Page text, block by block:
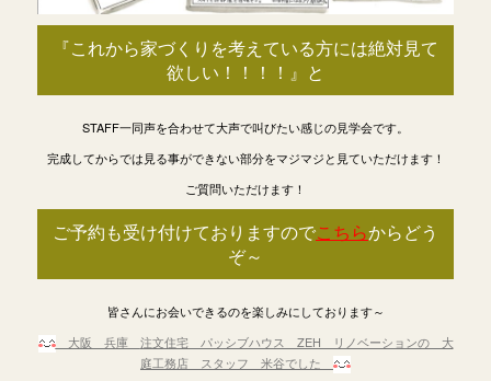
『これから家づくりを考えている方には絶対見て
欲しい！！！！』と
STAFF一同声を合わせて大声で叫びたい感じの見学会です。
完成してからでは見る事ができない部分をマジマジと見ていただけます！
ご質問いただけます！
ご予約も受け付けておりますのでこちらからどう
ぞ～
皆さんにお会いできるのを楽しみにしております～
大阪 兵庫 注文住宅 パッシブハウス ZEH リノベーションの 大
庭工務店 スタッフ 米谷でした